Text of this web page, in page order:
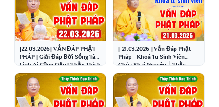
[22.03.2026] VẤN ĐÁP PHẬT
PHÁP | Giải Đáp Đời Sống Tâm
Linh Ai Cũng Gặp | Thầy Thích
Đạo Thịnh
[ 21.03.2026 ] Vấn Đáp Phật
Pháp - Khoá Tu Sinh Viên
Chùa Khai Nguyên │Thầy
Thích Đạo Thịnh